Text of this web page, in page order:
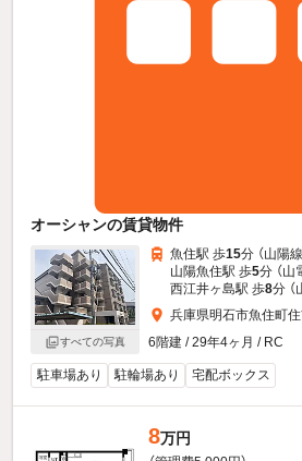
オーシャンの賃貸物件
すべての写真
魚住駅 歩15分 （山陽線
山陽魚住駅 歩5分 （山
西江井ヶ島駅 歩8分 （
兵庫県明石市魚住町住
6階建 / 29年4ヶ月 / RC
駐車場あり 駐輪場あり 宅配ボックス
8万円